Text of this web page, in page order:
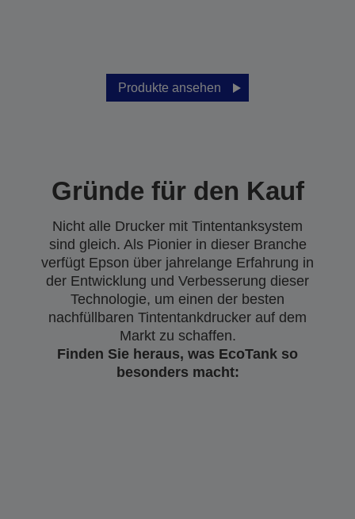
Produkte ansehen
Gründe für den Kauf
Nicht alle Drucker mit Tintentanksystem
sind gleich. Als Pionier in dieser Branche
verfügt Epson über jahrelange Erfahrung in
der Entwicklung und Verbesserung dieser
Technologie, um einen der besten
nachfüllbaren Tintentankdrucker auf dem
Markt zu schaffen.
Finden Sie heraus, was EcoTank so
besonders macht: